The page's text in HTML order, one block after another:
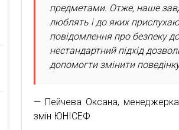
предметами. Отже, наше
люблять і до яких
повідомлення про безпеку
нестандартний підхід
допомогти змінити
— Пейчева Оксана, менеджерка
змін ЮНІСЕФ